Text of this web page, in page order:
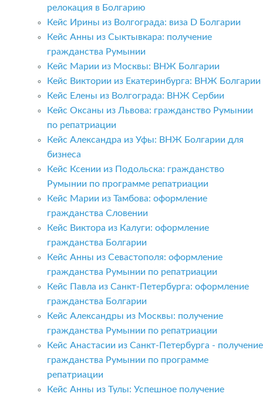
релокация в Болгарию
Кейс Ирины из Волгограда: виза D Болгарии
Кейс Анны из Сыктывкара: получение
гражданства Румынии
Кейс Марии из Москвы: ВНЖ Болгарии
Кейс Виктории из Екатеринбурга: ВНЖ Болгарии
Кейс Елены из Волгограда: ВНЖ Сербии
Кейс Оксаны из Львова: гражданство Румынии
по репатриации
Кейс Александра из Уфы: ВНЖ Болгарии для
бизнеса
Кейс Ксении из Подольска: гражданство
Румынии по программе репатриации
Кейс Марии из Тамбова: оформление
гражданства Словении
Кейс Виктора из Калуги: оформление
гражданства Болгарии
Кейс Анны из Севастополя: оформление
гражданства Румынии по репатриации
Кейс Павла из Санкт-Петербурга: оформление
гражданства Болгарии
Кейс Александры из Москвы: получение
гражданства Румынии по репатриации
Кейс Анастасии из Санкт-Петербурга - получение
гражданства Румынии по программе
репатриации
Кейс Анны из Тулы: Успешное получение